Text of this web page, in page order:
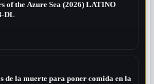
of the Azure Sea (2026) LATINO
DL
de la muerte para poner comida en la